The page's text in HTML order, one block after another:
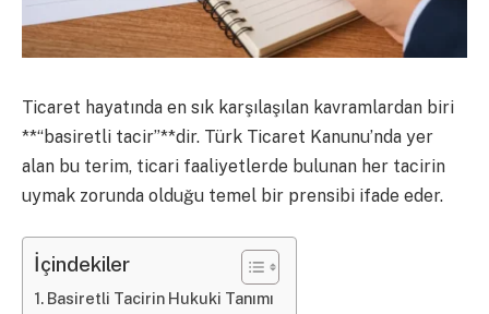
Ticaret hayatında en sık karşılaşılan kavramlardan biri
**“basiretli tacir”**dir. Türk Ticaret Kanunu’nda yer
alan bu terim, ticari faaliyetlerde bulunan her tacirin
uymak zorunda olduğu temel bir prensibi ifade eder.
İçindekiler
Basiretli Tacirin Hukuki Tanımı